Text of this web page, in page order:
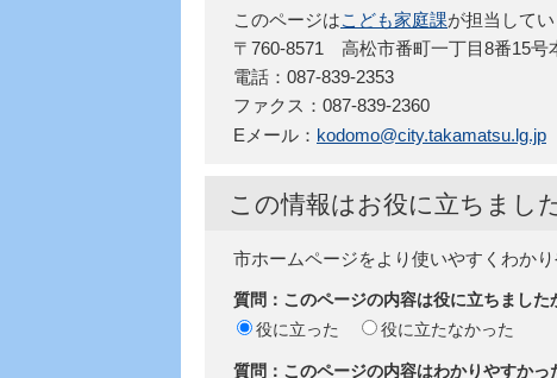
このページはこども家庭課が担当してい
〒760-8571 高松市番町一丁目8番15号
電話：087-839-2353
ファクス：087-839-2360
Eメール： kodomo@city.takamatsu.lg.jp
この情報はお役に立ちまし
市ホームページをより使いやすくわか
質問：このページの内容は役に立ちました
役に立った
役に立たなかった
質問：このページの内容はわかりやすかっ